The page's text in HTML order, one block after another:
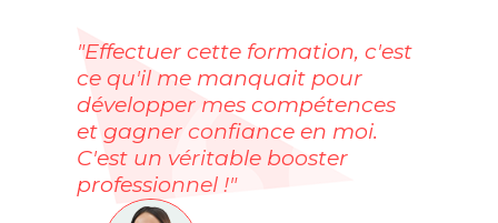
"Effectuer cette formation, c'est
ce qu'il me manquait pour
développer mes compétences
et gagner confiance en moi.
C'est un véritable booster
professionnel !"